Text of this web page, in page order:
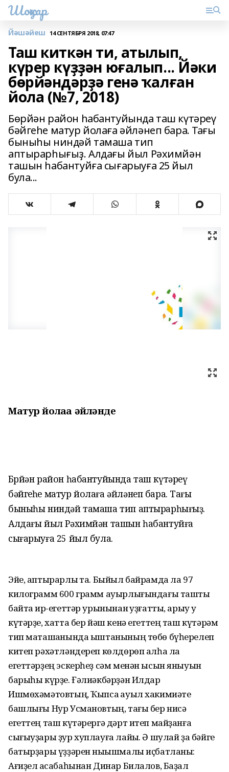
Шоңҡар
Йәшәйеш 14 СЕНТЯБРЯ 2018, 07:47
Таш киткән ти, атылып,
күрер күҙҙән юғалып... Йәки
бөрйәндәрҙә генә ҡалған
йола (№7, 2018)
Бөрйән район һабантуйында таш күтәреү
бәйгеһе матур йолаға әйләнеп бара. Тағы
быныһы ниндәй тамаша тип
аптырарһығыҙ. Алдағы йыл Рәхимйән
ташын һабантуйға сығарыуға 25 йыл
була...
Матур йолаға әйләнде
Бөрйән район һабантуйында таш күтәреү
бәйгеһе матур йолаға әйләнеп бара. Тағы
быныһы ниндәй тамаша тип аптырарһығыҙ.
Алдағы йыл Рәхимйән ташын һабантуйға
сығарыуға 25 йыл була.
Эйе, аптырарлыҡ та. Быйыл байрамда ла 97
килограмм 600 грамм ауырлығындағы ташты
байтаҡ ир-егеттәр урынынан ҡуҙғатты, арыу уҡ
күтәрҙе, хатта бер йәш кенә егеттең таш күтәрәм
тип маташҡанында ыштанының төбө бүһерелеп
китеп рәхәтләндереп көлдөрөп алһа ла
егеттәрҙең эскерһеҙ сәм менән ысын яныуын
барыһы күрҙе. Ғәлиәкбәрҙән Илдар
Ишмөхәмәтовтың, Ҡыпсаҡ ауыл хакимиәте
башлығы Нур Усмановтың, тағы бер нисә
егеттең таш күтәрергә дәрт итеп майҙанға
сығыуҙары ҙур хуплауға лайыҡ. Ә шулай ҙа бәйге
батырҙары үҙҙәрен ныҡышмалы иҫбатланы:
Ағиҙел ҡасабаһынан Динар Билалов, Баҙал